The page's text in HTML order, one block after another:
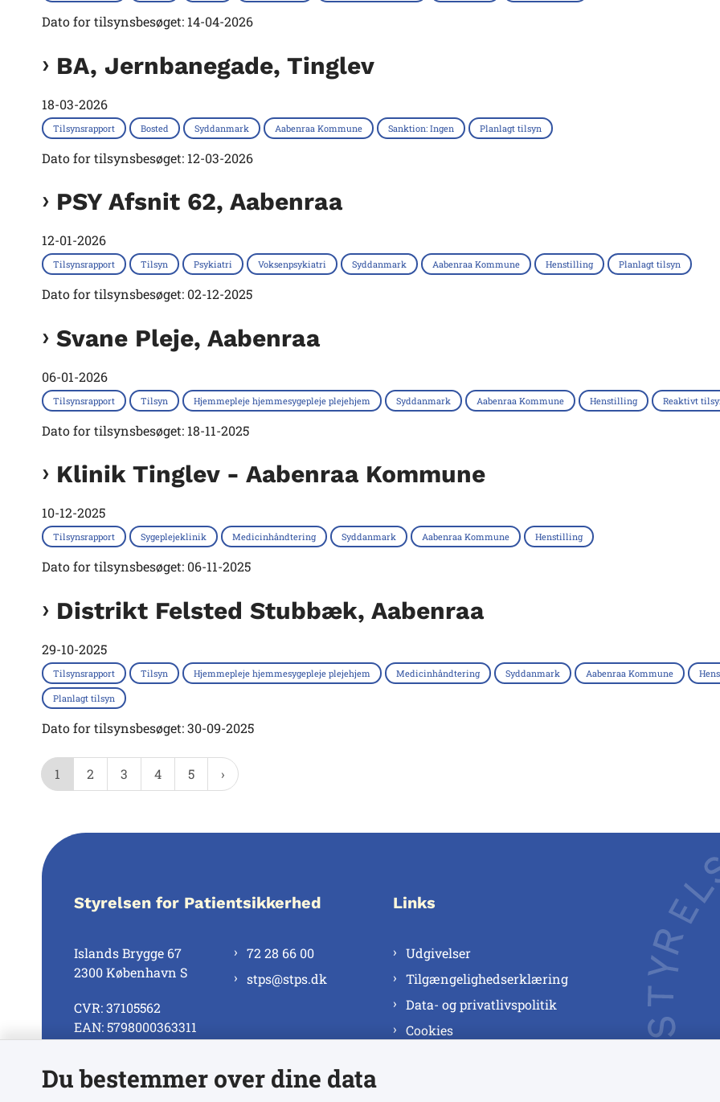
Dato for tilsynsbesøget: 14-04-2026
BA, Jernbanegade, Tinglev
18-03-2026
Tilsynsrapport Bosted Syddanmark Aabenraa Kommune Sanktion: Ingen Planlagt tilsyn
Dato for tilsynsbesøget: 12-03-2026
PSY Afsnit 62, Aabenraa
12-01-2026
Tilsynsrapport Tilsyn Psykiatri Voksenpsykiatri Syddanmark Aabenraa Kommune Henstilling Planlagt tilsyn
Dato for tilsynsbesøget: 02-12-2025
Svane Pleje, Aabenraa
06-01-2026
Tilsynsrapport Tilsyn Hjemmepleje hjemmesygepleje plejehjem Syddanmark Aabenraa Kommune Henstilling Reaktivt
Dato for tilsynsbesøget: 18-11-2025
Klinik Tinglev - Aabenraa Kommune
10-12-2025
Tilsynsrapport Sygeplejeklinik Medicinhåndtering Syddanmark Aabenraa Kommune Henstilling
Dato for tilsynsbesøget: 06-11-2025
Distrikt Felsted Stubbæk, Aabenraa
29-10-2025
Tilsynsrapport Tilsyn Hjemmepleje hjemmesygepleje plejehjem Medicinhåndtering Syddanmark Aabenraa Kommune
Planlagt tilsyn
Dato for tilsynsbesøget: 30-09-2025
1 2 3 4 5
Styrelsen for Patientsikkerhed
Islands Brygge 67
2300 København S
CVR: 37105562
EAN: 5798000363311
72 28 66 00
stps@stps.dk
Se alle kontaktnumre
Links
Udgivelser
Tilgængelighedserklæring
Data- og privatlivspolitik
Cookies
Du bestemmer over dine data